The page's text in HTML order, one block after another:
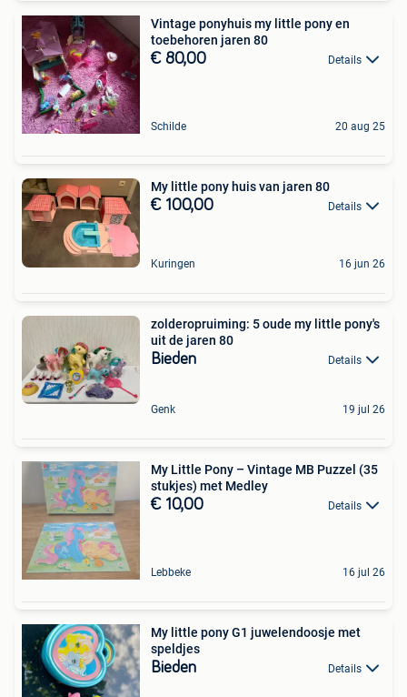
Vintage ponyhuis my little pony en
toebehoren jaren 80
€ 80,00 Details
Schilde 20 aug 25
My little pony huis van jaren 80
€ 100,00 Details
Kuringen 16 jun 26
zolderopruiming: 5 oude my little pony's
uit de jaren 80
Bieden Details
Genk 19 jul 26
My Little Pony – Vintage MB Puzzel (35
stukjes) met Medley
€ 10,00 Details
Lebbeke 16 jul 26
My little pony G1 juwelendoosje met
speldjes
Bieden Details